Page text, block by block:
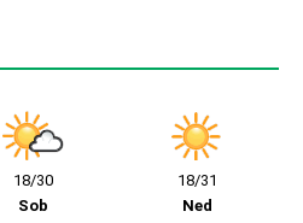
18/30
Sob
18/31
Ned